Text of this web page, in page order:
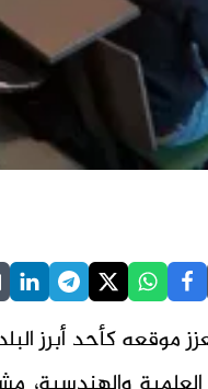
كأحد أبرز